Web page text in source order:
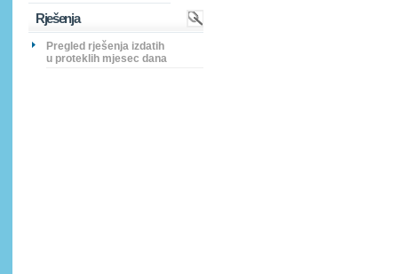
Rješenja
Pregled rješenja izdatih
u proteklih mjesec dana